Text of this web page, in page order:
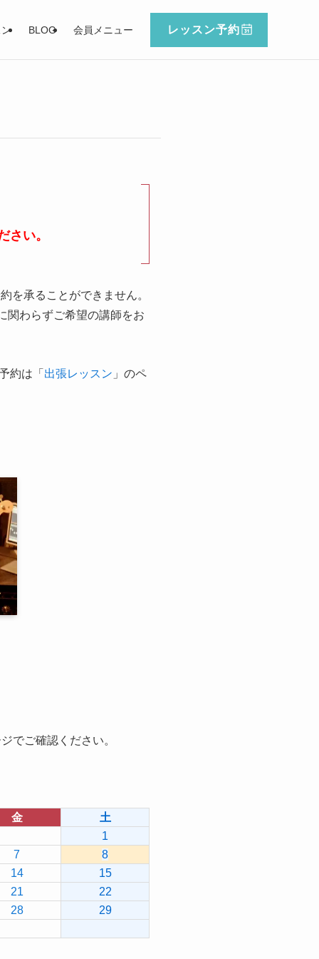
BLOG 会員メニュー レッスン予約
さい。
を承ることができません。
関わらずご希望の講師をお
約は「 出張レッスン 」のペ
ジでご確認ください。
金
土
1
7
8
14
15
21
22
28
29